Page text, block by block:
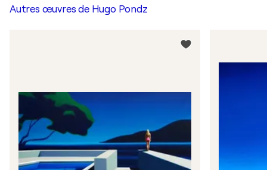
Autres œuvres de Hugo Pondz